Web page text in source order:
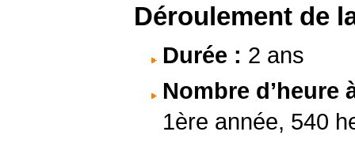
Déroulement de
Durée : 2 ans
Nombre d’heure
1ère année, 540